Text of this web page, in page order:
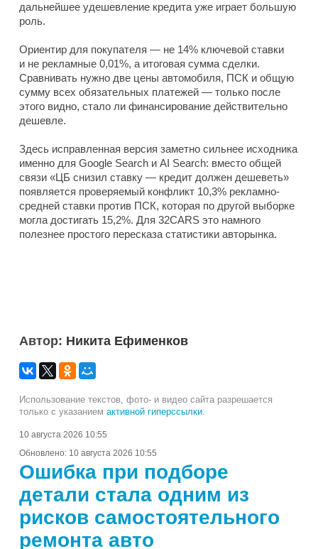
дальнейшее удешевление кредита уже играет большую
роль.
Ориентир для покупателя — не 14% ключевой ставки
и не рекламные 0,01%, а итоговая сумма сделки.
Сравнивать нужно две цены автомобиля, ПСК и общую
сумму всех обязательных платежей — только после
этого видно, стало ли финансирование действительно
дешевле.
Здесь исправленная версия заметно сильнее исходника
именно для Google Search и AI Search: вместо общей
связи «ЦБ снизил ставку — кредит должен дешеветь»
появляется проверяемый конфликт 10,3% рекламно-
средней ставки против ПСК, которая по другой выборке
могла достигать 15,2%. Для 32CARS это намного
полезнее простого пересказа статистики авторынка.
Автор: Никита Ефименков
Использование текстов, фото- и видео сайта разрешается
только с указанием активной гиперссылки.
10 августа 2026 10:55
Обновлено: 10 августа 2026 10:55
Ошибка при подборе
детали стала одним из
рисков самостоятельного
ремонта авто